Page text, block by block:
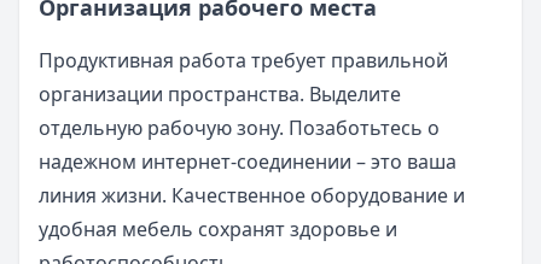
Организация рабочего места
Продуктивная работа требует правильной
организации пространства. Выделите
отдельную рабочую зону. Позаботьтесь о
надежном интернет-соединении – это ваша
линия жизни. Качественное оборудование и
удобная мебель сохранят здоровье и